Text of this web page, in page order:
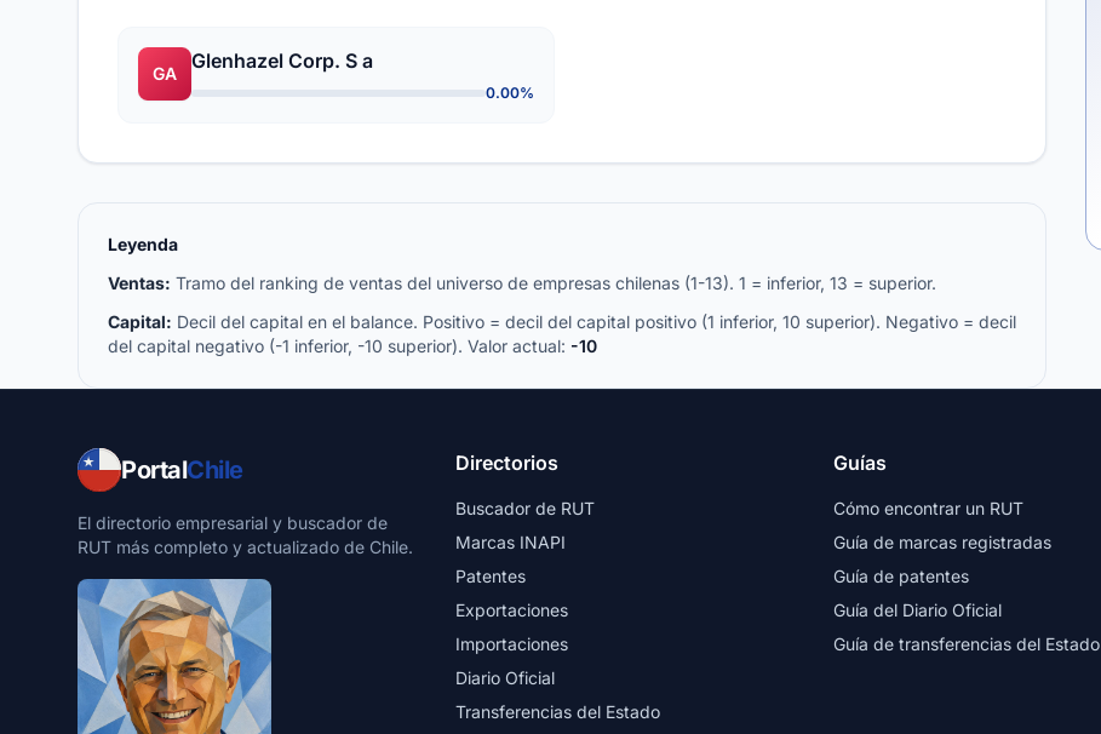
GA
Glenhazel Corp. S a
0.00%
Leyenda
Ventas: Tramo del ranking de ventas del universo de empresas chilenas (1-13). 1 = inferior, 13 = superior.
Capital: Decil del capital en el balance. Positivo = decil del capital positivo (1 inferior, 10 superior). Negativo = decil
del capital negativo (-1 inferior, -10 superior). Valor actual: -10
PortalChile
El directorio empresarial y buscador de
RUT más completo y actualizado de Chile.
Directorios
Buscador de RUT
Marcas INAPI
Patentes
Exportaciones
Importaciones
Diario Oficial
Transferencias del Estado
Guías
Cómo encontrar un RUT
Guía de marcas registradas
Guía de patentes
Guía del Diario Oficial
Guía de transferencias del Estado